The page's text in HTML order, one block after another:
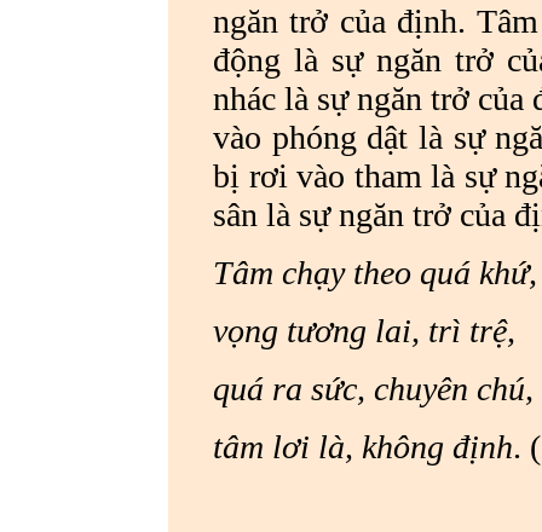
ngăn trở của định.
động là sự ngăn trở
nhác là sự ngăn trở
vào phóng dật là sự
bị rơi vào tham là sự
sân là sự ngăn trở của
Tâm chạy theo quá khứ,
vọng tương lai, trì trệ,
quá ra sức,
tâm lơi là, không định.